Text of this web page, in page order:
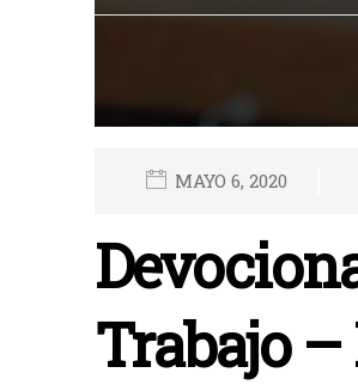
MAYO 6, 2020
Trabajo –